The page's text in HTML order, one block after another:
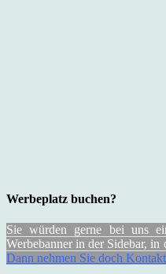
Werbeplatz buchen?
Sie würden gerne bei uns
Werbebanner in der Sidebar,
Dann nehmen Sie doch